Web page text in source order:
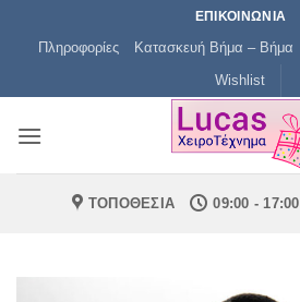
ΕΠΙΚΟΙΝΩΝΙΑ
Πληροφορίες Κατασκευή Βήμα – Βήμα
Wishlist
ΤΟΠΟΘΕΣΙΑ 09:00 - 17:00